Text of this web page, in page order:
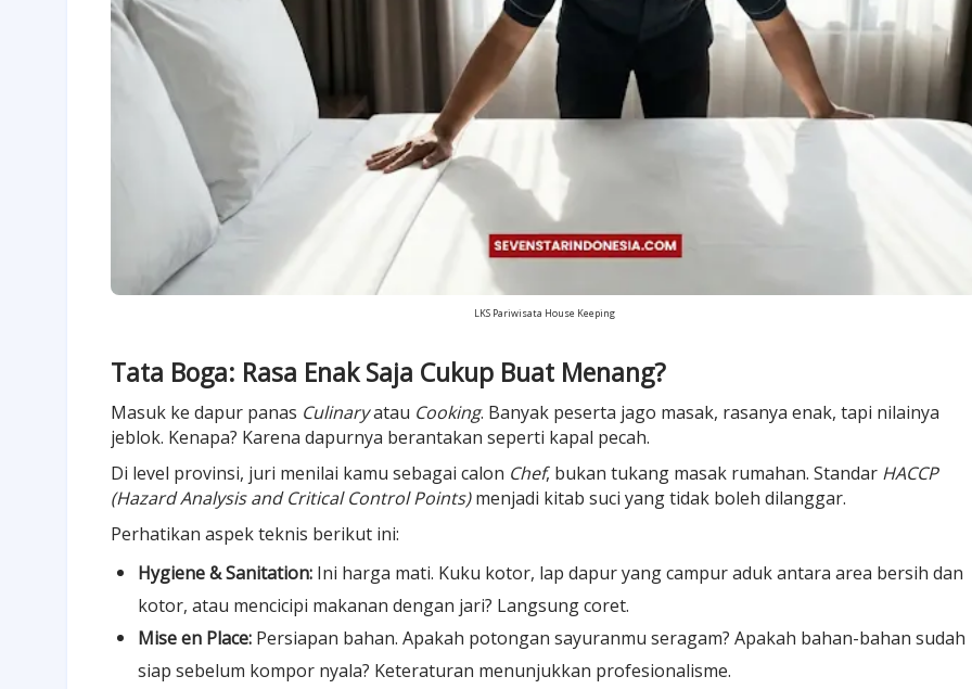
LKS Pariwisata House Keeping
Tata Boga: Rasa Enak Saja Cukup Buat Menang?
Masuk ke dapur panas Culinaryatau Cooking. Banyak peserta jago masak, rasanya enak, tapi nilainya
jeblok. Kenapa? Karena dapurnya berantakan seperti kapal pecah.
Di level provinsi, juri menilai kamu sebagai calon Chef, bukan tukang masak rumahan. Standar HACCP
(Hazard Analysis and Critical Control Points)menjadi kitab suci yang tidak boleh dilanggar.
Perhatikan aspek teknis berikut ini:
Hygiene & Sanitation: Ini harga mati. Kuku kotor, lap dapur yang campur aduk antara area bersih dan
kotor, atau mencicipi makanan dengan jari? Langsung coret.
Mise en Place: Persiapan bahan. Apakah potongan sayuranmu seragam? Apakah bahan-bahan sudah
siap sebelum kompor nyala? Keteraturan menunjukkan profesionalisme.